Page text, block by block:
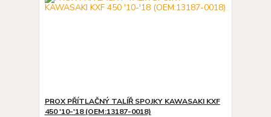
PROX PŘÍTLAČNÝ TALÍŘ SPOJKY KAWASAKI KXF
450 '10-'18 (OEM:13187-0018)